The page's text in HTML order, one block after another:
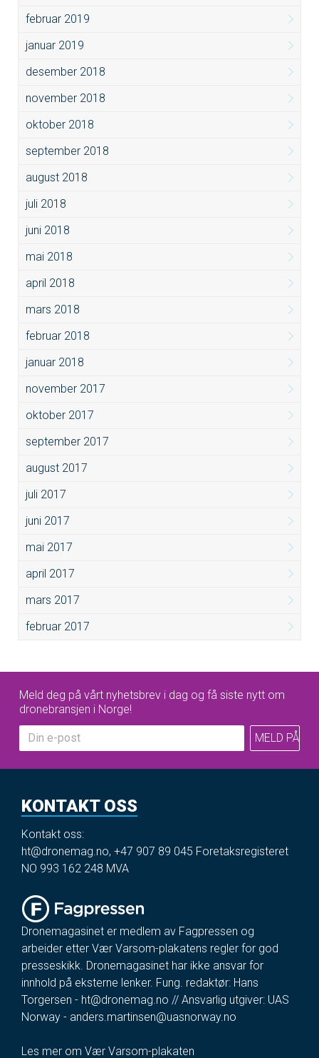
februar 2019
januar 2019
desember 2018
november 2018
oktober 2018
september 2018
august 2018
juli 2018
juni 2018
mai 2018
april 2018
mars 2018
februar 2018
januar 2018
november 2017
oktober 2017
september 2017
august 2017
juli 2017
juni 2017
mai 2017
april 2017
mars 2017
februar 2017
Meld deg på vårt nyhetsbrev i dag og få siste nytt om
dronebransjen i Norge!
KONTAKT OSS
Kontakt oss:
ht@dronemag.no, +47 907 89 045 Foretaksregisteret
NO 993 162 248 MVA
Dronemagasinet er medlem av Fagpressen og
arbeider etter Vær Varsom-plakatens regler for god
presseskikk. Dronemagasinet har ikke ansvar for
innhold på eksterne lenker. Fung. redaktør: Hans
Torgersen - ht@dronemag.no // Ansvarlig utgiver: UAS
Norway - anders.martinsen@uasnorway.no
Les mer om Vær Varsom-plakaten